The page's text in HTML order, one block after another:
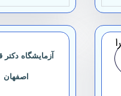
آزمایشگاه
‏اصفهان